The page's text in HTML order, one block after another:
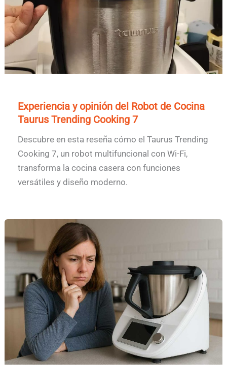
Experiencia y opinión del Robot de Cocina
Taurus Trending Cooking 7
Descubre en esta reseña cómo el Taurus Trending
Cooking 7, un robot multifuncional con Wi-Fi,
transforma la cocina casera con funciones
versátiles y diseño moderno.